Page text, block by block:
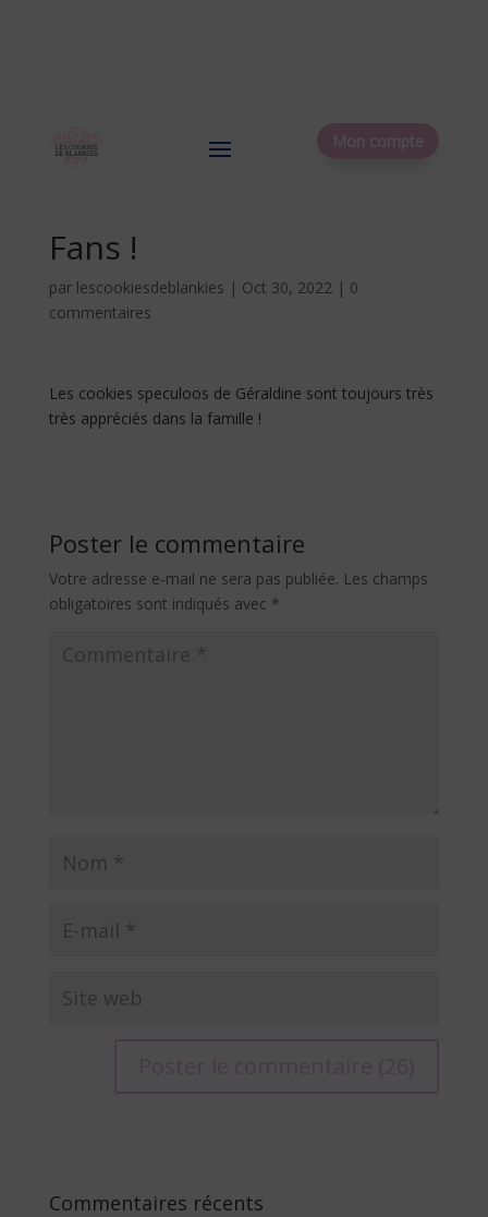
Mon compte
Fans !
par lescookiesdeblankies | Oct 30, 2022| 0
commentaires
Les cookies speculoos de Géraldine sont toujours très
très appréciés dans la famille !
Poster le commentaire
Votre adresse e-mail ne sera pas publiée. Les champs
obligatoires sont indiqués avec *
e
Commentaires récents